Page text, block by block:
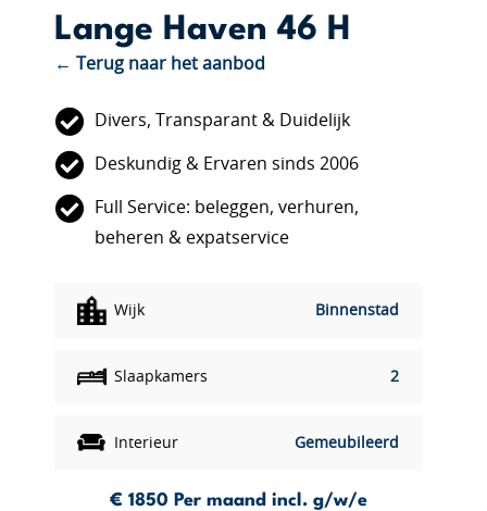
Lange Haven 46 H
← Terug naar het aanbod
Divers, Transparant & Duidelijk
Deskundig & Ervaren sinds 2006
Full Service: beleggen, verhuren,
beheren & expatservice
Wijk Binnenstad
Slaapkamers 2
Interieur Gemeubileerd
€ 1850 Per maand incl. g/w/e